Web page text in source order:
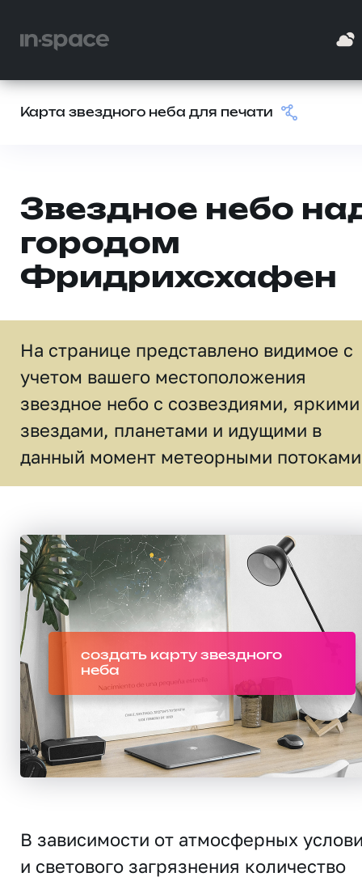
Карта звездного неба для печати
Звездное небо
городом
Фридрихсхафен
На странице представлено видимое c
учетом вашего местоположения
звездное небо c созвездиями, яркими
звездами, планетами и идущими в
данный момент метеорными
создать карту звездного
неба
В зависимости от атмосферных
и светового загрязнения количество